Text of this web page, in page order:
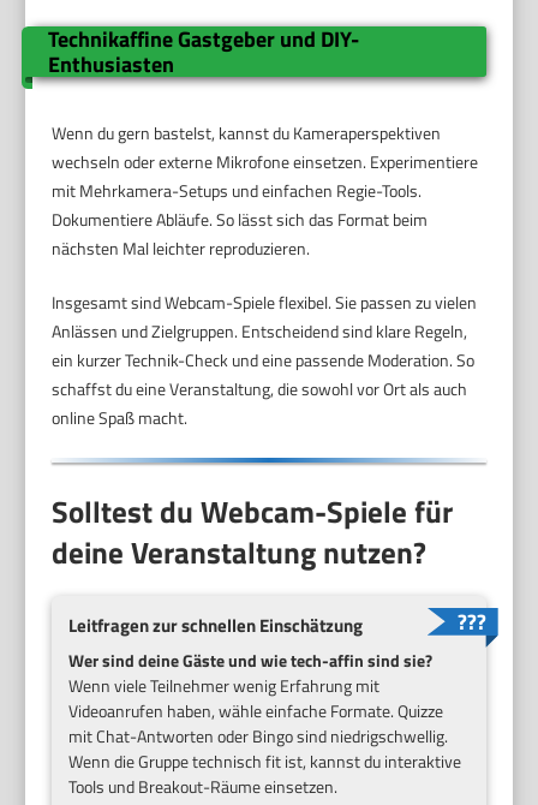
Technikaffine Gastgeber und DIY-
Enthusiasten
Wenn du gern bastelst, kannst du Kameraperspektiven
wechseln oder externe Mikrofone einsetzen. Experimentiere
mit Mehrkamera-Setups und einfachen Regie-Tools.
Dokumentiere Abläufe. So lässt sich das Format beim
nächsten Mal leichter reproduzieren.
Insgesamt sind Webcam-Spiele flexibel. Sie passen zu vielen
Anlässen und Zielgruppen. Entscheidend sind klare Regeln,
ein kurzer Technik-Check und eine passende Moderation. So
schaffst du eine Veranstaltung, die sowohl vor Ort als auch
online Spaß macht.
Solltest du Webcam-Spiele für
deine Veranstaltung nutzen?
Leitfragen zur schnellen Einschätzung
Wer sind deine Gäste und wie tech-affin sind sie?
Wenn viele Teilnehmer wenig Erfahrung mit
Videoanrufen haben, wähle einfache Formate. Quizze
mit Chat-Antworten oder Bingo sind niedrigschwellig.
Wenn die Gruppe technisch fit ist, kannst du interaktive
Tools und Breakout-Räume einsetzen.